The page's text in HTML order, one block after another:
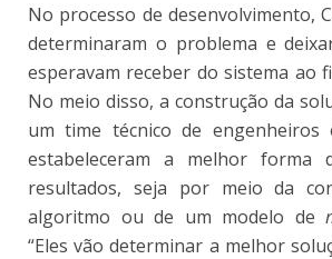
No processo de desenvolvimento,
determinaram o problema e
esperavam receber do sistema ao
No meio disso, a construção da
um time técnico de engenheiros
estabeleceram a melhor
resultados, seja por meio da
algoritmo ou de um modelo de
“Eles vão determinar a melhor